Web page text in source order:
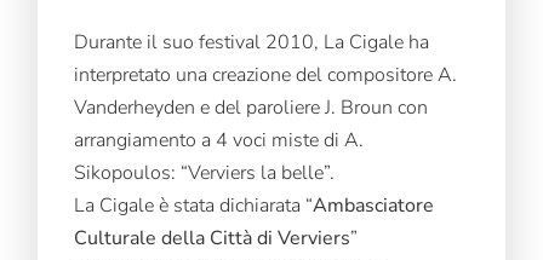
Durante il suo festival 2010, La Cigale ha
interpretato una creazione del compositore A.
Vanderheyden e del paroliere J. Broun con
arrangiamento a 4 voci miste di A.
Sikopoulos: “Verviers la belle”.
La Cigale è stata dichiarata “Ambasciatore
Culturale della Città di Verviers”